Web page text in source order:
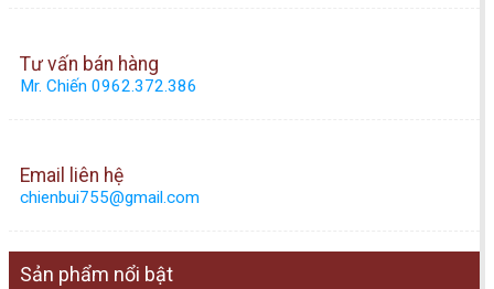
Tư vấn bán hàng
Mr. Chiến 0962.372.386
Email liên hệ
chienbui755@gmail.com
Sản phẩm nổi bật